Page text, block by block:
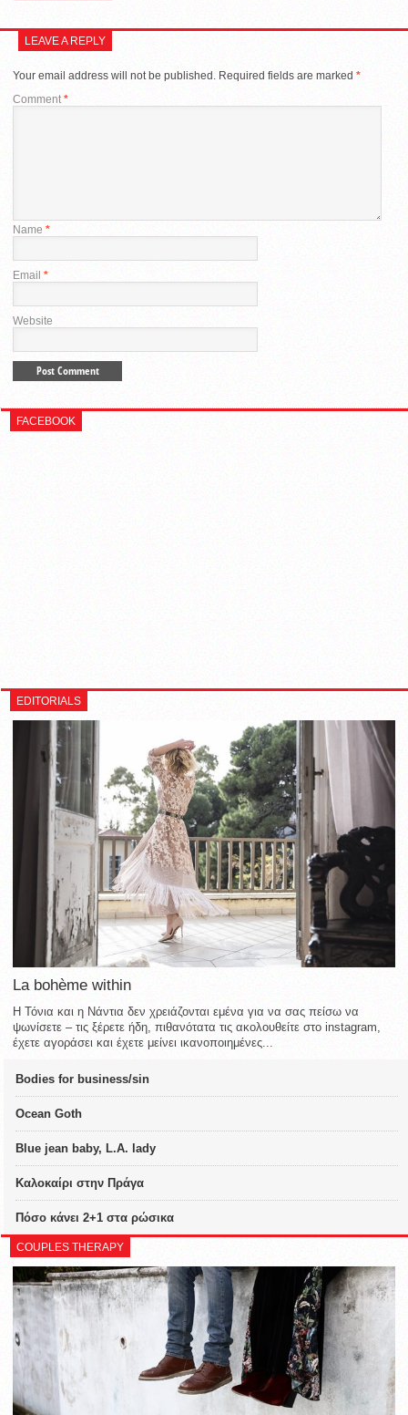
LEAVE A REPLY
Your email address will not be published. Required fields are marked *
Comment*
Name *
Email *
Website
FACEBOOK
EDITORIALS
La bohème within
Η Τόνια και η Νάντια δεν χρειάζονται εμένα για να σας πείσω να
ψωνίσετε – τις ξέρετε ήδη, πιθανότατα τις ακολουθείτε στο instagram,
έχετε αγοράσει και έχετε μείνει ικανοποιημένες...
Bodies for business/sin
Ocean Goth
Blue jean baby, L.A. lady
Καλοκαίρι στην Πράγα
Πόσο κάνει 2+1 στα ρώσικα
COUPLES THERAPY